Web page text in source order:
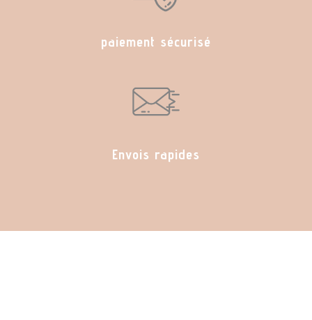
paiement sécurisé
Envois rapides